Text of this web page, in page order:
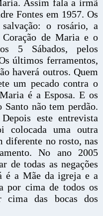
Assim fala a irmã
Fontes em 1957. Os
o rosário, a
Coração de Maria e o
5 Sábados, pelos
últimos ferramentos,
haverá outros. Quem
um pecado contra o
é a Esposa. E os
não tem perdão.
este entrevista
colocada uma outra
no rosto, nas
No ano 2005
de todas as negações
é a Mãe da igreja e a
por cima de todos os
cima das bocas dos